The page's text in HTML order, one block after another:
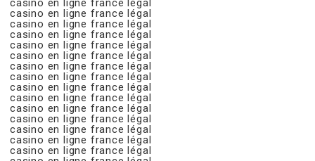
casino en ligne france légal
casino en ligne france légal
casino en ligne france légal
casino en ligne france légal
casino en ligne france légal
casino en ligne france légal
casino en ligne france légal
casino en ligne france légal
casino en ligne france légal
casino en ligne france légal
casino en ligne france légal
casino en ligne france légal
casino en ligne france légal
casino en ligne france légal
casino en ligne france légal